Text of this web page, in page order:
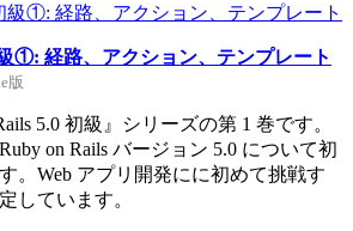
①: 経路、アクション、テンプレート
版
5.0 初級』シリーズの第 1 巻です。
on Rails バージョン 5.0 について初
。Web アプリ開発にに初めて挑戦す
しています。